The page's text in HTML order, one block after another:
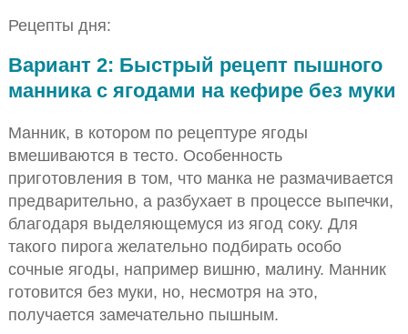
Рецепты дня:
Вариант 2: Быстрый рецепт пышного
манника с ягодами на кефире без муки
Манник, в котором по рецептуре ягоды
вмешиваются в тесто. Особенность
приготовления в том, что манка не размачивается
предварительно, а разбухает в процессе выпечки,
благодаря выделяющемуся из ягод соку. Для
такого пирога желательно подбирать особо
сочные ягоды, например вишню, малину. Манник
готовится без муки, но, несмотря на это,
получается замечательно пышным.